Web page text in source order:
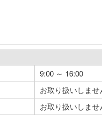
9:00 ～ 16:00
お取り扱いしませ
お取り扱いしませ